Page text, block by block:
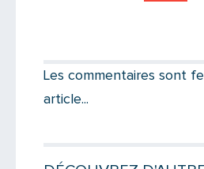
Les commentaires sont
article...